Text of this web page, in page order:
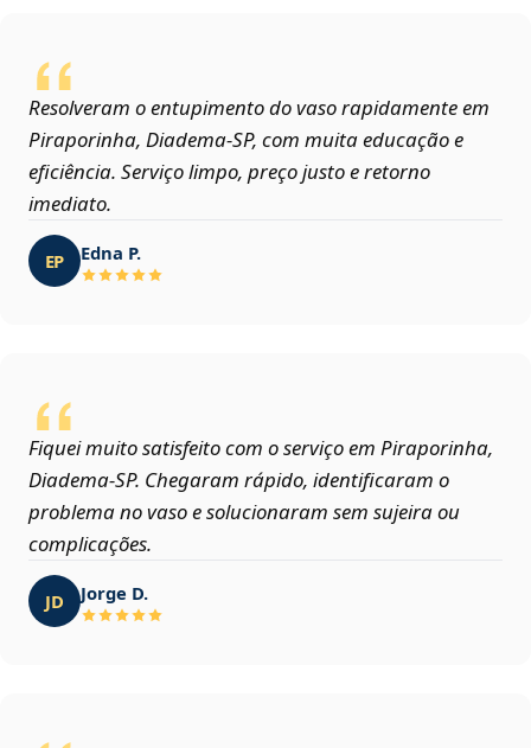
Resolveram o entupimento do vaso rapidamente em
Piraporinha, Diadema‑SP, com muita educação e
eficiência. Serviço limpo, preço justo e retorno
imediato.
EP Edna P.
Fiquei muito satisfeito com o serviço em Piraporinha,
Diadema‑SP. Chegaram rápido, identificaram o
problema no vaso e solucionaram sem sujeira ou
complicações.
JD Jorge D.